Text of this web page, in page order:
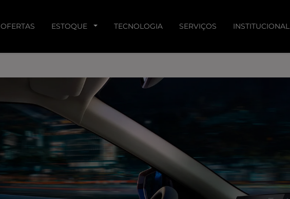
OFERTAS ESTOQUE TECNOLOGIA SERVIÇOS INSTITUCIONAL